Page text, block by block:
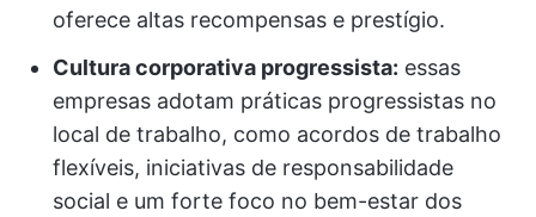
oferece altas recompensas e prestígio.
Cultura corporativa progressista: essas
empresas adotam práticas progressistas no
local de trabalho, como acordos de trabalho
flexíveis, iniciativas de responsabilidade
social e um forte foco no bem-estar dos